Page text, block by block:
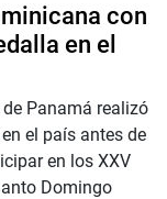
con
en el
Panamá realizó
el país antes de
en los XXV
Domingo